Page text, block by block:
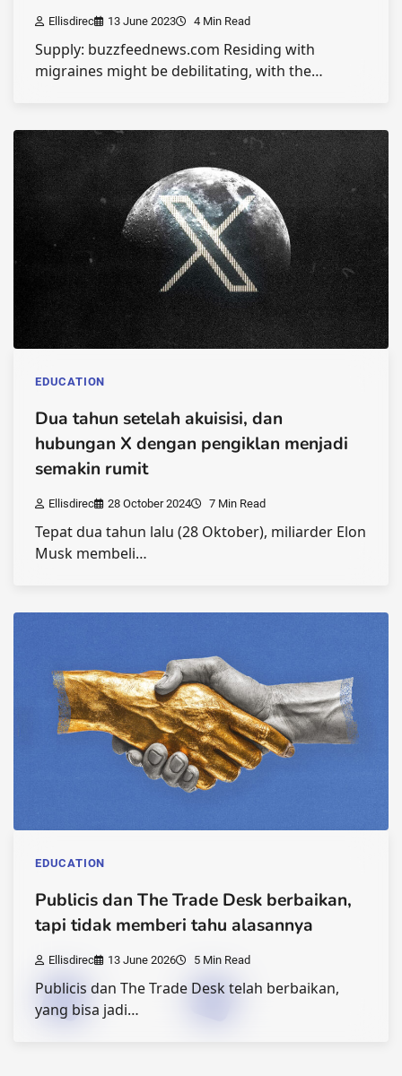
Ellisdirec 13 June 2023 4 Min Read
Supply: buzzfeednews.com Residing with
migraines might be debilitating, with the…
EDUCATION
Dua tahun setelah akuisisi, dan
hubungan X dengan pengiklan menjadi
semakin rumit
Ellisdirec 28 October 2024 7 Min Read
Tepat dua tahun lalu (28 Oktober), miliarder Elon
Musk membeli…
EDUCATION
Publicis dan The Trade Desk berbaikan,
tapi tidak memberi tahu alasannya
Ellisdirec 13 June 2026 5 Min Read
Publicis dan The Trade Desk telah berbaikan,
yang bisa jadi…